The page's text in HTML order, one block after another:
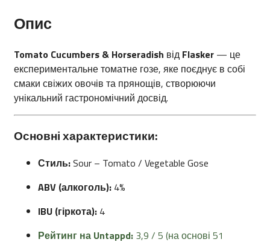
Опис
Tomato Cucumbers & Horseradish від Flasker — це
експериментальне томатне гозе, яке поєднує в собі
смаки свіжих овочів та прянощів, створюючи
унікальний гастрономічний досвід.
Основні характеристики:
Стиль:Sour – Tomato / Vegetable Gose
ABV (алкоголь): 4%
IBU (гіркота): 4
Рейтинг на Untappd: 3,9 / 5 (на основі 51